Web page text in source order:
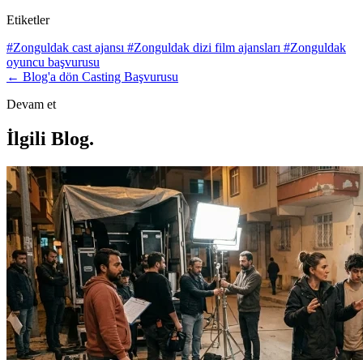
Etiketler
#Zonguldak cast ajansı #Zonguldak dizi film ajansları #Zonguldak
oyuncu başvurusu
← Blog'a dön Casting Başvurusu
Devam et
İlgili Blog.